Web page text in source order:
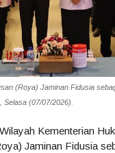
(Roya) Jaminan Fidusia
Selasa (07/07/2026).
Kementerian
Jaminan Fidusia